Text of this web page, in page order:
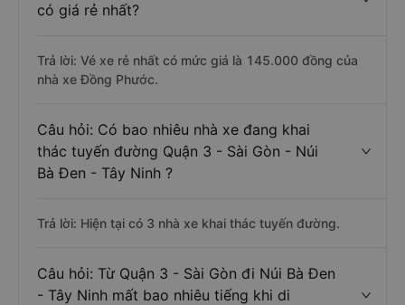
có giá rẻ nhất?
Trả lời: Vé xe rẻ nhất có mức giá là 145.000 đồng của
nhà xe Đồng Phước.
Câu hỏi: Có bao nhiêu nhà xe đang khai
thác tuyến đường Quận 3 - Sài Gòn - Núi
Bà Đen - Tây Ninh ?
Trả lời: Hiện tại có 3 nhà xe khai thác tuyến đường.
Câu hỏi: Từ Quận 3 - Sài Gòn đi Núi Bà Đen
- Tây Ninh mất bao nhiêu tiếng khi di